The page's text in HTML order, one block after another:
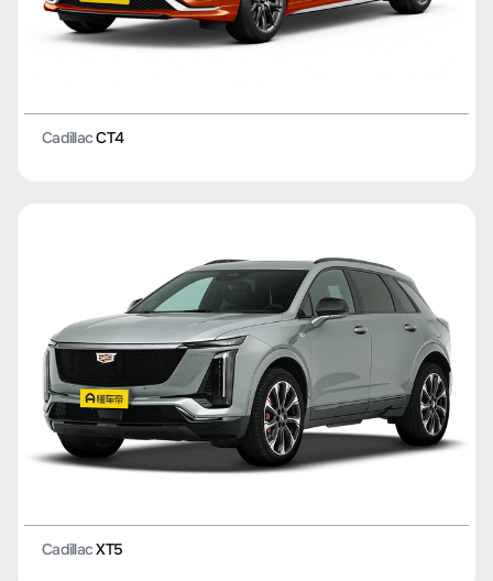
CadillacCT4
CadillacXT5